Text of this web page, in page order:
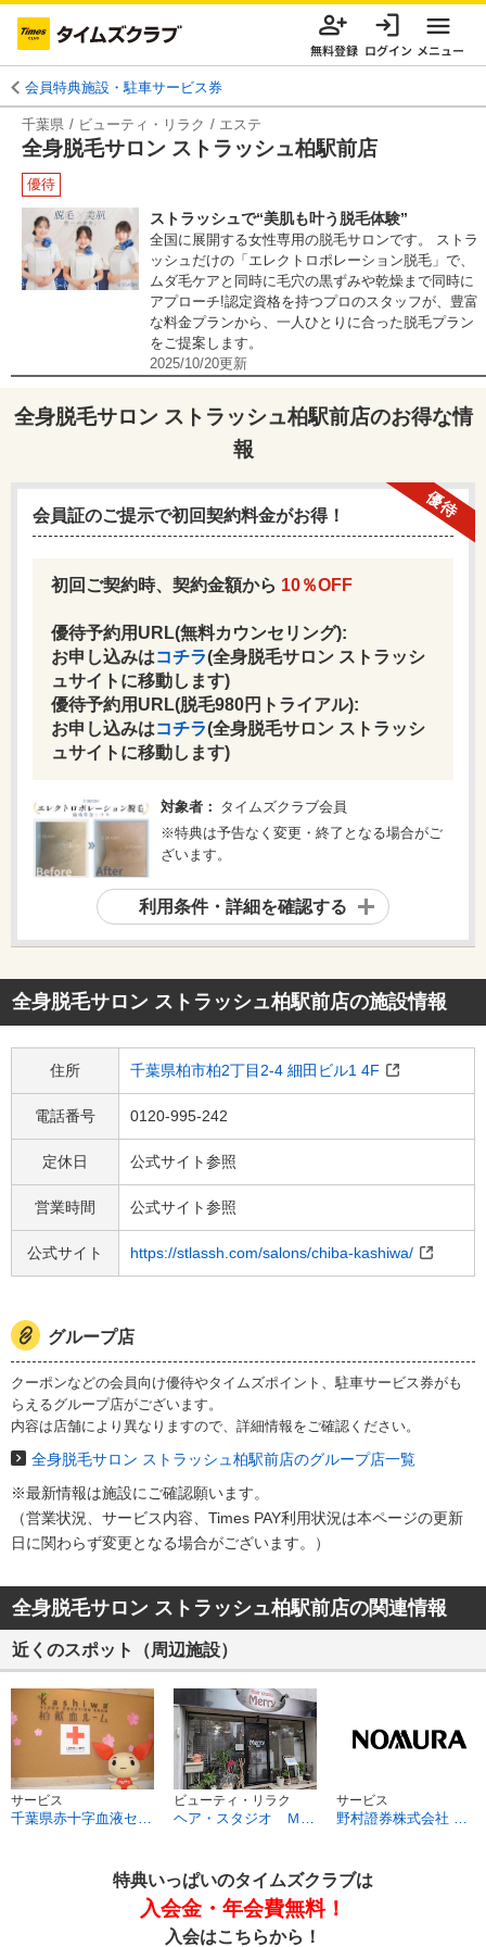
無料登録 ログイン メニュー
会員特典施設・駐車サービス券
千葉県 ビューティ・リラク エステ
全身脱毛サロン ストラッシュ柏駅前店
優待
ストラッシュで“美肌も叶う脱毛体験”
全国に展開する女性専用の脱毛サロンです。 ストラ
ッシュだけの「エレクトロポレーション脱毛」で、
ムダ毛ケアと同時に毛穴の黒ずみや乾燥まで同時に
アプローチ!認定資格を持つプロのスタッフが、豊富
な料金プランから、一人ひとりに合った脱毛プラン
をご提案します。
2025/10/20更新
全身脱毛サロン ストラッシュ柏駅前店のお得な情
報
優待
会員証のご提示で初回契約料金がお得！
初回ご契約時、契約金額から 10％OFF
優待予約用URL(無料カウンセリング):
お申し込みはコチラ(全身脱毛サロン ストラッシ
ュサイトに移動します)
優待予約用URL(脱毛980円トライアル):
お申し込みはコチラ(全身脱毛サロン ストラッシ
ュサイトに移動します)
対象者： タイムズクラブ会員
※特典は予告なく変更・終了となる場合がご
ざいます。
利用条件・詳細を確認する
全身脱毛サロン ストラッシュ柏駅前店の施設情報
住所 千葉県柏市柏2丁目2-4 細田ビル1 4F
電話番号 0120-995-242
定休日 公式サイト参照
営業時間 公式サイト参照
公式サイト https://stlassh.com/salons/chiba-kashiwa/
グループ店
クーポンなどの会員向け優待やタイムズポイント、駐車サービス券がも
らえるグループ店がございます。
内容は店舗により異なりますので、詳細情報をご確認ください。
全身脱毛サロン ストラッシュ柏駅前店のグループ店一覧
※最新情報は施設にご確認願います。
（営業状況、サービス内容、Times PAY利用状況は本ページの​更新
日に関わらず変更となる場合がございます。）​
全身脱毛サロン ストラッシュ柏駅前店の関連情報
近くのスポット（周辺施設）
サービス
千葉県赤十字血液センター 柏献血ルーム
ビューティ・リラク
ヘア・スタジオ Ｍｅｒｒｙ
サービス
野村證券株式会社 柏支店
特典いっぱいのタイムズクラブは
入会金・年会費無料！
入会はこちらから！